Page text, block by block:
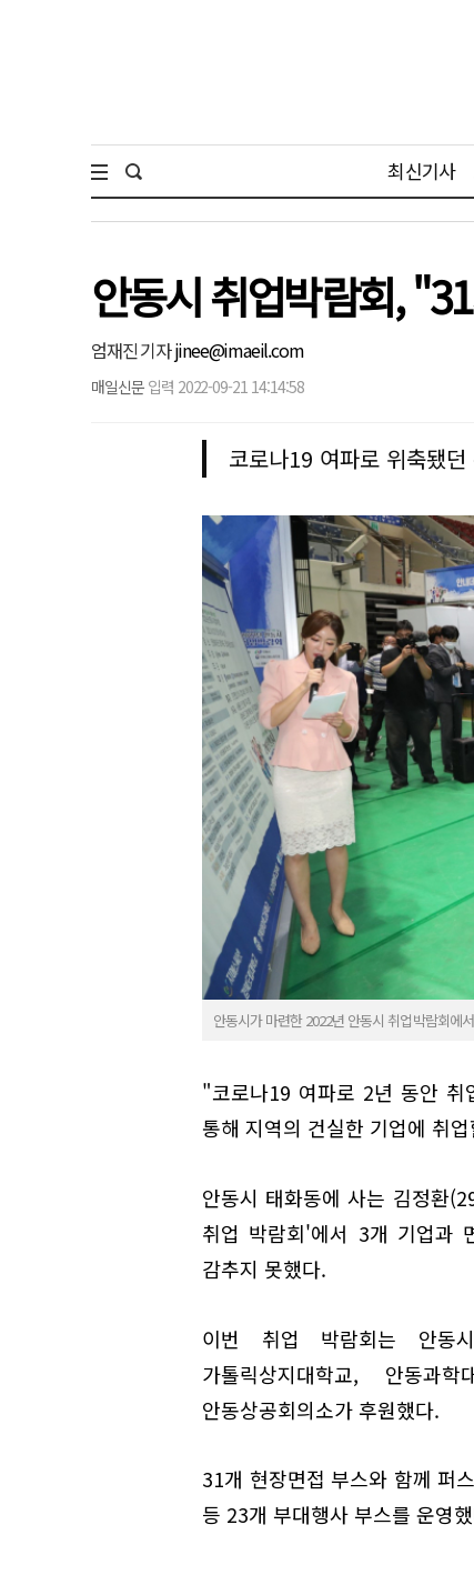
최신기사
안동시 취업박람회,
엄재진 기자jinee@imaeil.com
매일신문 입력 2022-09-21 14:14:58
코로나19 여파로 위축됐
안동시가 마련한 2022년 안동시 취업박람회
"코로나19 여파로 2년 동안 취
통해 지역의 건실한 기업에 취
안동시 태화동에 사는 김정환
취업 박람회'에서 3개 기업과
감추지 못했다.
이번 취업 박람회는 안동
가톨릭상지대학교, 안동과학
안동상공회의소가 후원했다.
31개 현장면접 부스와 함께 퍼
등 23개 부대행사 부스를 운영